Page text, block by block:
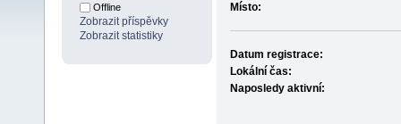
Offline
Zobrazit příspěvky
Zobrazit statistiky
Místo:
Datum registrace:
Lokální čas:
Naposledy aktivní: